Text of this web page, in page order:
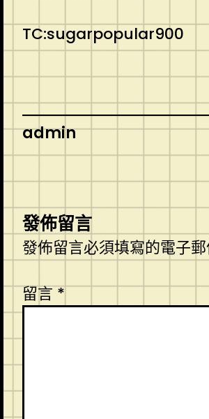
TC:sugarpopular900
admin
發佈留言
發佈留言必須填寫的電子
留言*